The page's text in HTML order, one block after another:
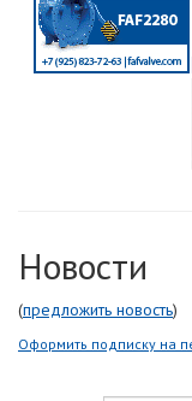
Новости
(предложить новость)
Оформить подписку на